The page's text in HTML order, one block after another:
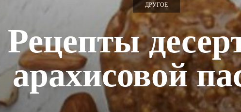
ДРУГОЕ
Рецепты
арахисовой